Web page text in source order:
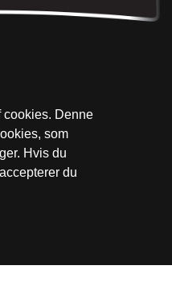
cookies. Denne
som
Hvis du
du